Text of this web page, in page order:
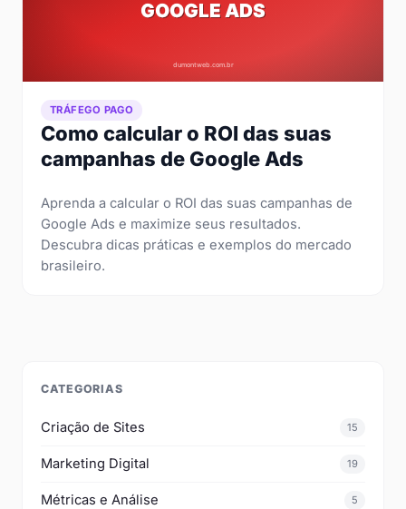
TRÁFEGO PAGO
Como calcular o ROI das suas
campanhas de Google Ads
Aprenda a calcular o ROI das suas campanhas de
Google Ads e maximize seus resultados.
Descubra dicas práticas e exemplos do mercado
brasileiro.
CATEGORIAS
Criação de Sites 15
Marketing Digital 19
Métricas e Análise 5